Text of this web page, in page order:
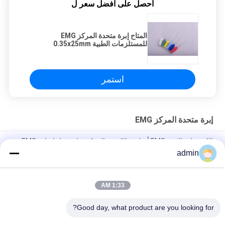
احصل على افضل سعر ل
المتاح إبرة متحدة المركز EMG
للمستلزمات الطبية 0.35x25mm
استمر
إبرة متحدة المركز EMG
الكترودات الإبرة EMG أسلوب الكترود المركزي لتسجيل إشارة EMG
وتحليلها
Repusi EMG إبر حادة متحدة المركز يمكن التخلص منها مع 6 ألوان
admin
1:33 AM
Good day, what product are you looking for?